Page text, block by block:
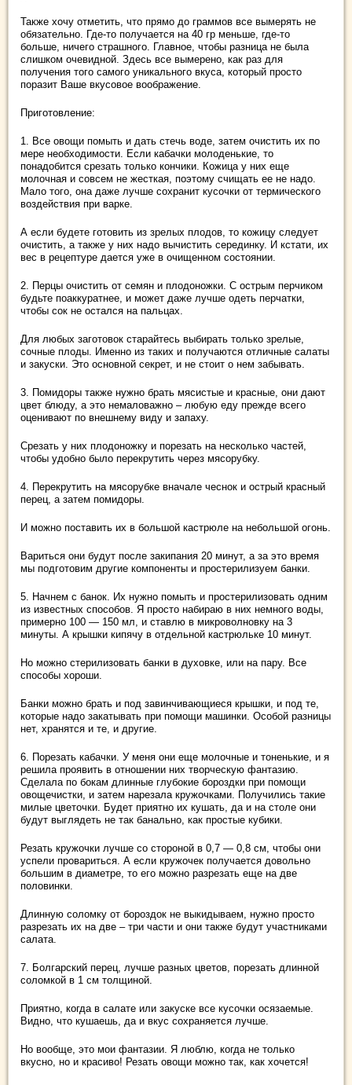
Также хочу отметить, что прямо до граммов все вымерять не
обязательно. Где-то получается на 40 гр меньше, где-то
больше, ничего страшного. Главное, чтобы разница не была
слишком очевидной. Здесь все вымерено, как раз для
получения того самого уникального вкуса, который просто
поразит Ваше вкусовое воображение.
Приготовление:
1. Все овощи помыть и дать стечь воде, затем очистить их по
мере необходимости. Если кабачки молоденькие, то
понадобится срезать только кончики. Кожица у них еще
молочная и совсем не жесткая, поэтому счищать ее не надо.
Мало того, она даже лучше сохранит кусочки от термического
воздействия при варке.
А если будете готовить из зрелых плодов, то кожицу следует
очистить, а также у них надо вычистить серединку. И кстати, их
вес в рецептуре дается уже в очищенном состоянии.
2. Перцы очистить от семян и плодоножки. С острым перчиком
будьте поаккуратнее, и может даже лучше одеть перчатки,
чтобы сок не остался на пальцах.
Для любых заготовок старайтесь выбирать только зрелые,
сочные плоды. Именно из таких и получаются отличные салаты
и закуски. Это основной секрет, и не стоит о нем забывать.
3. Помидоры также нужно брать мясистые и красные, они дают
цвет блюду, а это немаловажно – любую еду прежде всего
оценивают по внешнему виду и запаху.
Срезать у них плодоножку и порезать на несколько частей,
чтобы удобно было перекрутить через мясорубку.
4. Перекрутить на мясорубке вначале чеснок и острый красный
перец, а затем помидоры.
И можно поставить их в большой кастрюле на небольшой огонь.
Вариться они будут после закипания 20 минут, а за это время
мы подготовим другие компоненты и простерилизуем банки.
5. Начнем с банок. Их нужно помыть и простерилизовать одним
из известных способов. Я просто набираю в них немного воды,
примерно 100 — 150 мл, и ставлю в микроволновку на 3
минуты. А крышки кипячу в отдельной кастрюльке 10 минут.
Но можно стерилизовать банки в духовке, или на пару. Все
способы хороши.
Банки можно брать и под завинчивающиеся крышки, и под те,
которые надо закатывать при помощи машинки. Особой разницы
нет, хранятся и те, и другие.
6. Порезать кабачки. У меня они еще молочные и тоненькие, и я
решила проявить в отношении них творческую фантазию.
Сделала по бокам длинные глубокие бороздки при помощи
овощечистки, и затем нарезала кружочками. Получились такие
милые цветочки. Будет приятно их кушать, да и на столе они
будут выглядеть не так банально, как простые кубики.
Резать кружочки лучше со стороной в 0,7 — 0,8 см, чтобы они
успели провариться. А если кружочек получается довольно
большим в диаметре, то его можно разрезать еще на две
половинки.
Длинную соломку от бороздок не выкидываем, нужно просто
разрезать их на две – три части и они также будут участниками
салата.
7. Болгарский перец, лучше разных цветов, порезать длинной
соломкой в 1 см толщиной.
Приятно, когда в салате или закуске все кусочки осязаемые.
Видно, что кушаешь, да и вкус сохраняется лучше.
Но вообще, это мои фантазии. Я люблю, когда не только
вкусно, но и красиво! Резать овощи можно так, как хочется!